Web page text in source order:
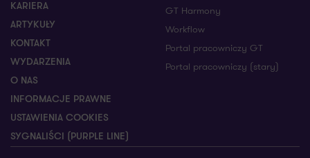
KARIERA
ARTYKUŁY
KONTAKT
WYDARZENIA
O NAS
INFORMACJE PRAWNE
USTAWIENIA COOKIES
SYGNALIŚCI (PURPLE LINE)
GT Harmony
Workflow
Portal pracowniczy GT
Portal pracowniczy (stary)